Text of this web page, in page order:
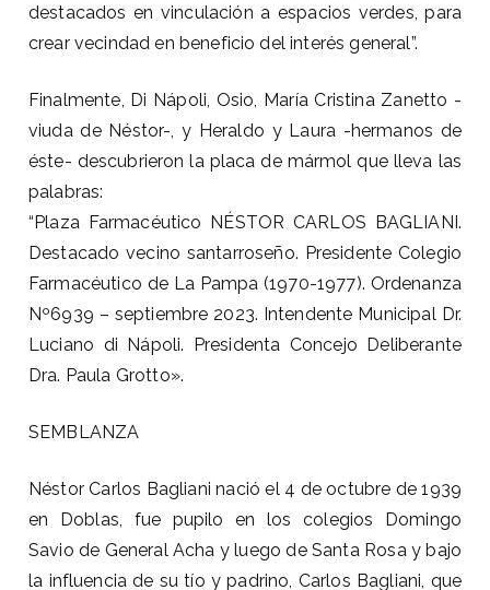
destacados en vinculación a espacios verdes, para
crear vecindad en beneficio del interés general”.
Finalmente, Di Nápoli, Osio, María Cristina Zanetto -
viuda de Néstor-, y Heraldo y Laura -hermanos de
éste- descubrieron la placa de mármol que lleva las
palabras:
“Plaza Farmacéutico NÉSTOR CARLOS BAGLIANI.
Destacado vecino santarroseño. Presidente Colegio
Farmacéutico de La Pampa (1970-1977). Ordenanza
Nº6939 – septiembre 2023. Intendente Municipal Dr.
Luciano di Nápoli. Presidenta Concejo Deliberante
Dra. Paula Grotto».
SEMBLANZA
Néstor Carlos Bagliani nació el 4 de octubre de 1939
en Doblas, fue pupilo en los colegios Domingo
Savio de General Acha y luego de Santa Rosa y bajo
la influencia de su tío y padrino, Carlos Bagliani, que